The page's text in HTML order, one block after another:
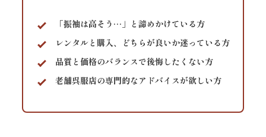
「振袖は高そう…」と諦めかけている方
レンタルと購入、どちらが良いか迷っている方
品質と価格のバランスで後悔したくない方
老舗呉服店の専門的なアドバイスが欲しい方